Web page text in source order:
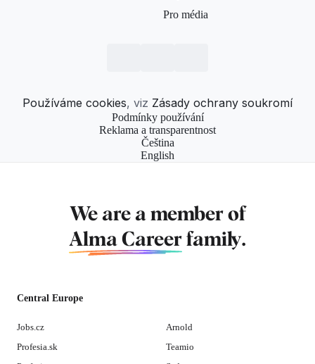
Pro média
Používáme cookies, viz Zásady ochrany soukromí
Podmínky používání
Reklama a transparentnost
Čeština
English
We are a member of
Alma Career family.
Central Europe
Jobs.cz
Profesia.sk
Arnold
Teamio